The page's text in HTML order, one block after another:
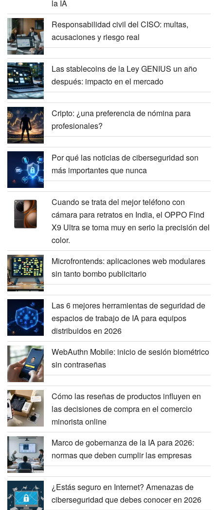
la IA
Responsabilidad civil del CISO: multas,
acusaciones y riesgo real
Las stablecoins de la Ley GENIUS un año
después: impacto en el mercado
Cripto: ¿una preferencia de nómina para
profesionales?
Por qué las noticias de ciberseguridad son
más importantes que nunca
Cuando se trata del mejor teléfono con
cámara para retratos en India, el OPPO Find
X9 Ultra se toma muy en serio la precisión del
color.
Microfrontends: aplicaciones web modulares
sin tanto bombo publicitario
Las 6 mejores herramientas de seguridad de
espacios de trabajo de IA para equipos
distribuidos en 2026
WebAuthn Mobile: inicio de sesión biométrico
sin contraseñas
Cómo las reseñas de productos influyen en
las decisiones de compra en el comercio
minorista online
Marco de gobernanza de la IA para 2026:
normas que deben cumplir las empresas
¿Estás seguro en Internet? Amenazas de
ciberseguridad que debes conocer en 2026